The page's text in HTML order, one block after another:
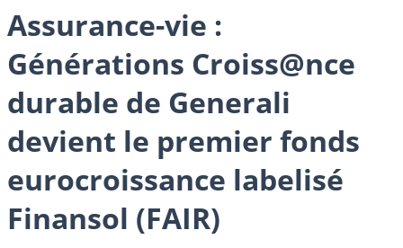
Assurance-vie :
Générations Croiss@nce
durable de Generali
devient le premier fonds
eurocroissance labelisé
Finansol (FAIR)